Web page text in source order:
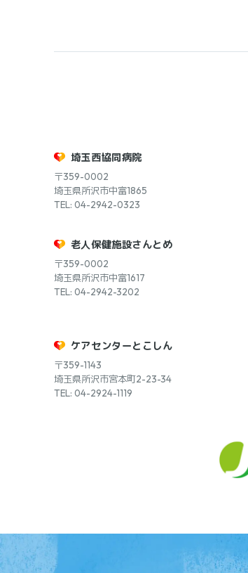
埼玉西協同病院
〒359-0002
埼玉県所沢市中富1865
TEL: 04-2942-0323
老人保健施設さんとめ
〒359-0002
埼玉県所沢市中富1617
TEL: 04-2942-3202
ケアセンターとこしん
〒359-1143
埼玉県所沢市宮本町2-23-34
TEL: 04-2924-1119